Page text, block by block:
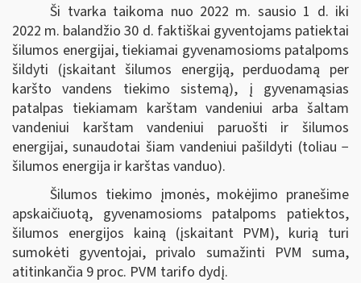
Ši tvarka taikoma nuo 2022 m. sausio 1 d. iki
2022 m. balandžio 30 d. faktiškai gyventojams patiektai
šilumos energijai, tiekiamai gyvenamosioms patalpoms
šildyti (įskaitant šilumos energiją, perduodamą per
karšto vandens tiekimo sistemą), į gyvenamąsias
patalpas tiekiamam karštam vandeniui arba šaltam
vandeniui karštam vandeniui paruošti ir šilumos
energijai, sunaudotai šiam vandeniui pašildyti (toliau −
šilumos energija ir karštas vanduo).
Šilumos tiekimo įmonės, mokėjimo pranešime
apskaičiuotą, gyvenamosioms patalpoms patiektos,
šilumos energijos kainą (įskaitant PVM), kurią turi
sumokėti gyventojai, privalo sumažinti PVM suma,
atitinkančia 9 proc. PVM tarifo dydį.